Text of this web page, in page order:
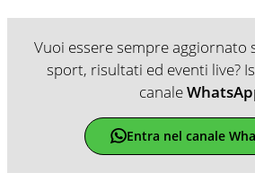
Vuoi essere sempre aggiornato
sport, risultati ed eventi live?
canale
Entra nel canale